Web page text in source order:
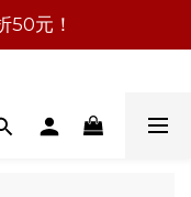
50元！